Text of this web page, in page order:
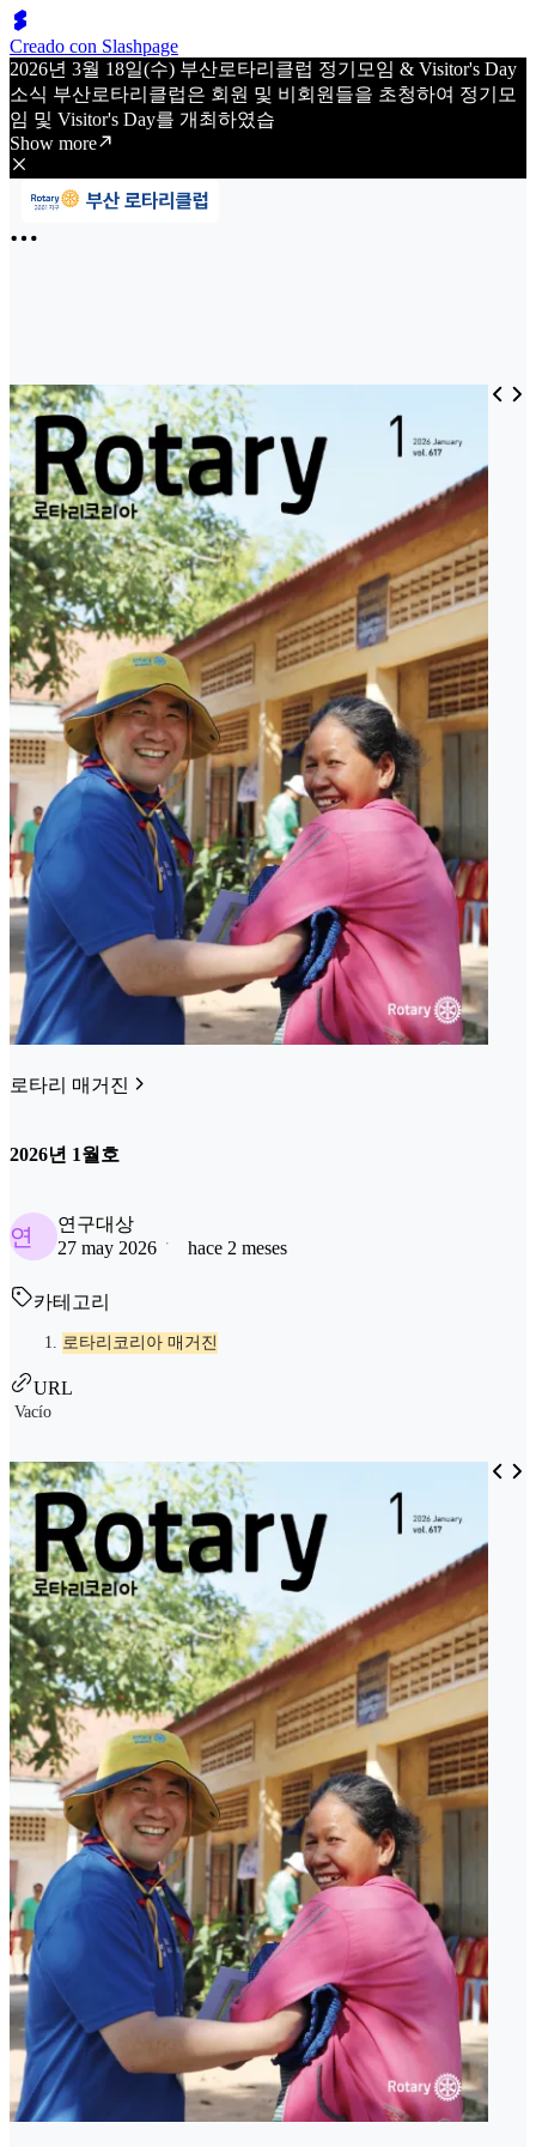
Creado con Slashpage
2026년 3월 18일(수) 부산로타리클럽 정기모임 & Visitor's Day
소식 부산로타리클럽은 회원 및 비회원들을 초청하여 정기모
임 및 Visitor's Day를 개최하였습
Show more
로타리 매거진
2026년 1월호
연
연구대상
27 may 2026
hace 2 meses
카테고리
로타리코리아 매거진
URL
Vacío